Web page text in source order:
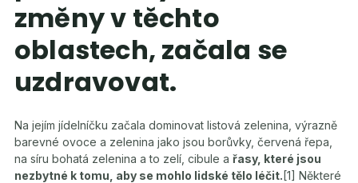
změny v těchto
oblastech, začala se
uzdravovat.
Na jejím jídelníčku začala dominovat listová zelenina, výrazně
barevné ovoce a zelenina jako jsou borůvky, červená řepa,
na síru bohatá zelenina a to zelí, cibule a řasy, které jsou
nezbytné k tomu, aby se mohlo lidské tělo léčit. [1] Některé